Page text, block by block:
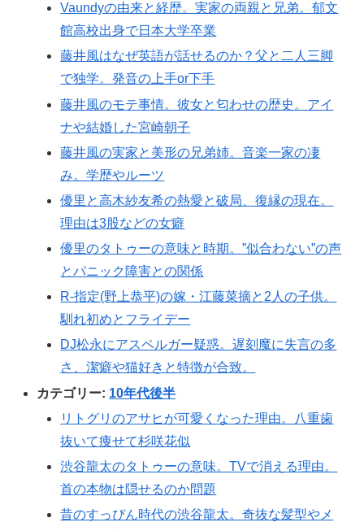
Vaundyの由来と経歴。実家の両親と兄弟。郁文
館高校出身で日本大学卒業
藤井風はなぜ英語が話せるのか？父と二人三脚
で独学。発音の上手or下手
藤井風のモテ事情。彼女と匂わせの歴史。アイ
ナや結婚した宮崎朝子
藤井風の実家と美形の兄弟姉。音楽一家の凄
み。学歴やルーツ
優里と高木紗友希の熱愛と破局、復縁の現在。
理由は3股などの女癖
優里のタトゥーの意味と時期。”似合わない”の声
とパニック障害との関係
R-指定(野上恭平)の嫁・江藤菜摘と2人の子供。
馴れ初めとフライデー
DJ松永にアスペルガー疑惑。遅刻魔に失言の多
さ、潔癖や猫好きと特徴が合致。
カテゴリー: 10年代後半
リトグリのアサヒが可愛くなった理由。八重歯
抜いて痩せて杉咲花似
渋谷龍太のタトゥーの意味。TVで消える理由。
首の本物は隠せるのか問題
昔のすっぴん時代の渋谷龍太。奇抜な髪型やメ